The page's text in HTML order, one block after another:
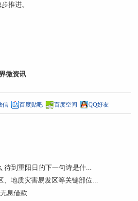
推进。
微资讯
信 百度贴吧 百度空间 QQ好友
到重阳日的下一句诗是什...
地质灾害易发区等关键部位...
息借款